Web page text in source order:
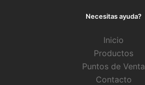
Necesitas ayuda?
Inicio
Productos
Puntos de Venta
Contacto